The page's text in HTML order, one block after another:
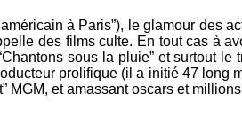
à Paris”), le glamour des
des films culte. En tout cas à
sous la pluie” et surtout
prolifique (il a initié 47
MGM, et amassant oscars et